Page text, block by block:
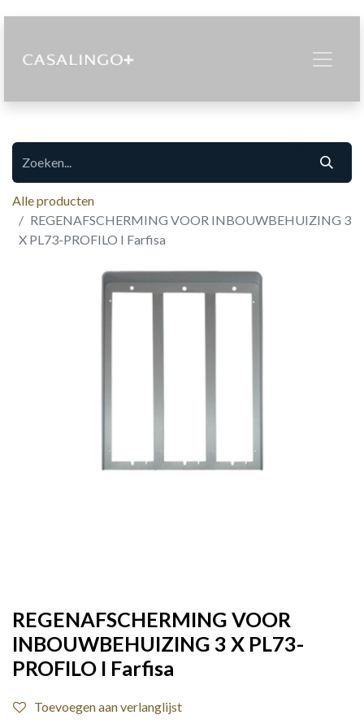
Alle producten
REGENAFSCHERMING VOOR INBOUWBEHUIZING 3
X PL73-PROFILO I Farfisa
REGENAFSCHERMING VOOR
INBOUWBEHUIZING 3 X PL73-
PROFILO I Farfisa
Toevoegen aan verlanglijst